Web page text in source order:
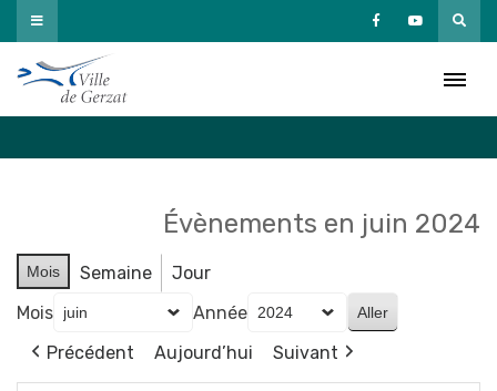
Passer
au
contenu
Évènements en juin 2024
Mois Semaine
Jour
Mois
Année
Précédent
Aujourd’hui Suivant